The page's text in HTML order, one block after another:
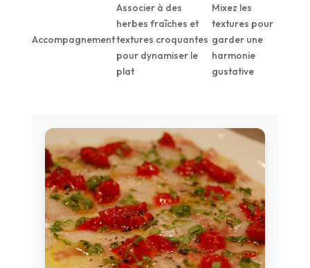
Accompagnement
Associer à des
herbes fraîches et
textures croquantes
pour dynamiser le
plat
Mixez les
textures pour
garder une
harmonie
gustative